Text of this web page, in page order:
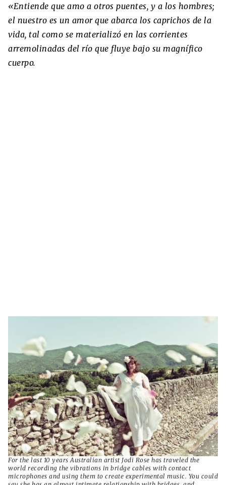
«Entiende que amo a otros puentes, y a los hombres;
el nuestro es un amor que abarca los caprichos de la
vida, tal como se materializó en las corrientes
arremolinadas del río que fluye bajo su magnífico
cuerpo.
For the last 10 years Australian artist Jodi Rose has traveled the
world recording the vibrations in bridge cables with contact
microphones and using them to create experimental music. You could